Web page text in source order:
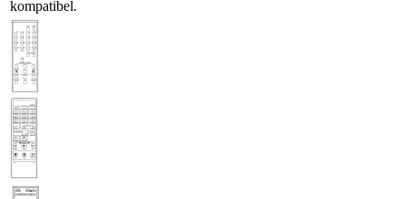
kompatibel.